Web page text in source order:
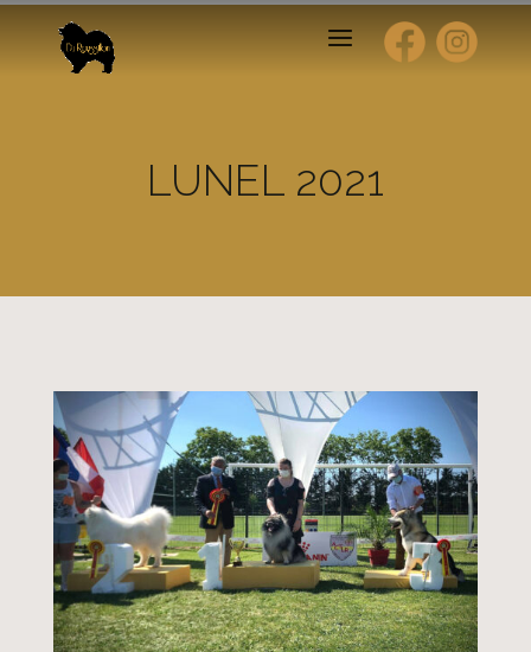
LUNEL 2021